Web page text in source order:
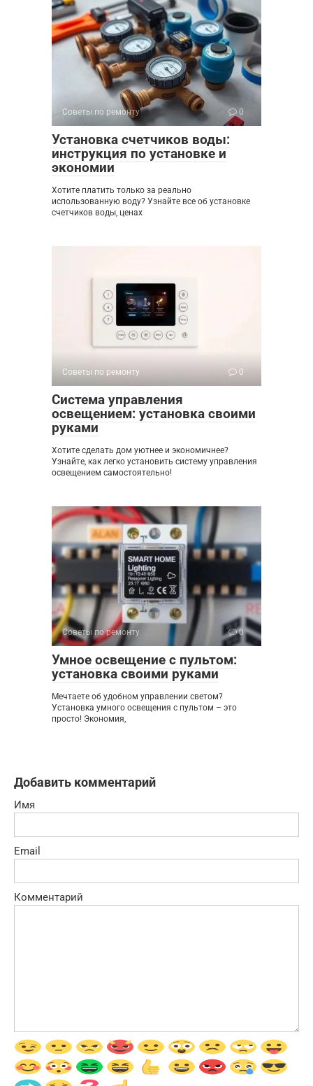
Советы по ремонту 0
Установка счетчиков воды:
инструкция по установке и
экономии
Хотите платить только за реально
использованную воду? Узнайте все об установке
счетчиков воды, ценах
Советы по ремонту 0
Система управления
освещением: установка своими
руками
Хотите сделать дом уютнее и экономичнее?
Узнайте, как легко установить систему управления
освещением самостоятельно!
Советы по ремонту 0
Умное освещение с пультом:
установка своими руками
Мечтаете об удобном управлении светом?
Установка умного освещения с пультом – это
просто! Экономия,
Добавить комментарий
Имя
Email
Комментарий